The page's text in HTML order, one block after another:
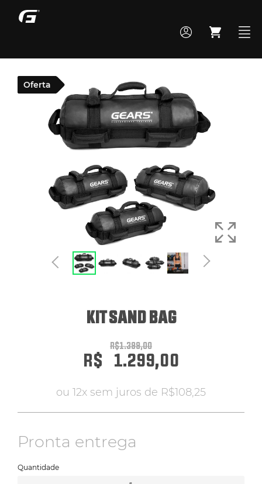
MONTE SEU BOX
TODOS OS PRODUTOS
ACADEMIA
CROSS TRAINING
ERGÔMETROS
ATENDIMENTO POR WHATSAPP
Oferta
KIT SAND BAG
R$1.399,00
R$ 1.299,00
ou 12x sem juros de R$108,25
Pronta entrega
Quantidade